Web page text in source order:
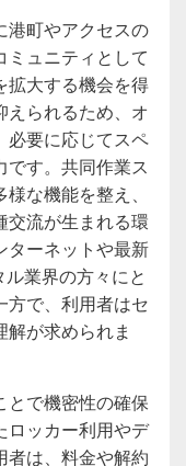
港町やアクセスの
ミュニティとして
拡大する機会を得
えられるため、オ
必要に応じてスペ
です。共同作業ス
な機能を整え、
交流が生まれる環
ターネットや最新
業界の方々にと
方で、利用者はセ
が求められま
とで機密性の確保
ロッカー利用やデ
者は、料金や解約